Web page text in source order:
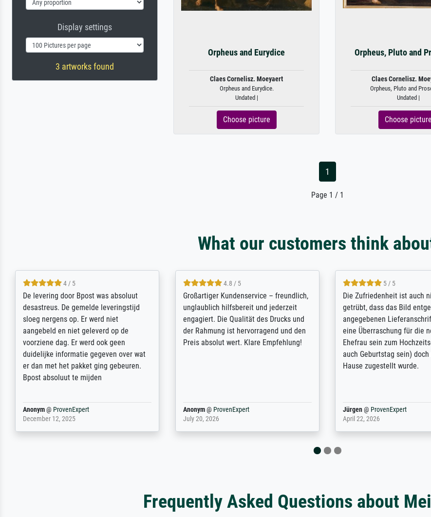
Display settings
3 artworks found
Orpheus and Eurydice
Claes Cornelisz. Moeyaert
Orpheus and Eurydice.
Undated |
Choose picture
Orpheus, Pluto and
Claes Cornelisz.
Orpheus, Pluto and
Undated |
Choose picture
1
Page 1 / 1
What our customers think
5 / 5
Sehr gute Qualität des Leinwanddrucks
und des Rahmens! Unser Bild wurde
sehr sorgfältig und sicher verpackt, so
dass es unbeschadet bei uns ankam. Es
wird nicht unser letzter Meisterdruck
sein. Vielen Dank!
Reinhold,@ProvenExpert
April 22, 2026
5 / 5
Für ein Erinnerungsbuch mit der
Feldpost meines Großvaters aus dem 1.
Weltkrieg benötigte ich ein
ausdrucksvolles Bild. Das habe ich bei
Ihnen gefunden. Bei der Auswahl der
weiter. Vielen ...
Margot@ProvenExpert
February 20, 2026
4.8 / 5
Hervorragende Qualität.
vieles anpassen lassen,
Randentfernung, Farbe,
Kontrast und Weiteres.
Kontaktperson per Mail.
Kunstdruck) wurde sehr gut
sehr starke Papprolle mit
Anonym@ProvenExpert
August 12, 2025
Frequently Asked Questions about